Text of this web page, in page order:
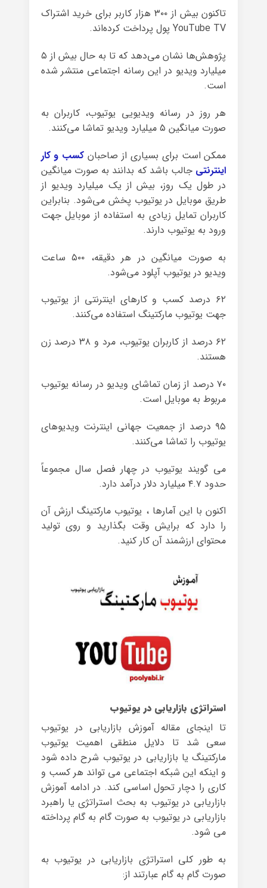
تاکنون بیش از ۳۰۰ هزار کاربر برای خرید اشتراک
YouTube TV پول پرداخت کرده‌اند.
پژوهش‌ها نشان می‌دهد که تا به حال بیش از ۵
میلیارد ویدیو در این رسانه اجتماعی منتشر شده
است.
هر روز در رسانه ویدیویی یوتیوب، کاربران به
صورت میانگین ۵ میلیارد ویدیو تماشا می‌کنند.
ممکن است برای بسیاری از صاحبان کسب و کار
اینترنتی جالب باشد که بدانند به صورت میانگین
در طول یک روز، بیش از یک میلیارد ویدیو از
طریق موبایل در یوتیوب پخش می‌شود. بنابراین
کاربران تمایل زیادی به استفاده از موبایل جهت
ورود به یوتیوب دارند.
به صورت میانگین در هر دقیقه، ۵۰۰ ساعت
ویدیو در یوتیوب آپلود می‌شود.
۶۲ درصد کسب و کارهای اینترنتی از یوتیوب
جهت یوتیوب مارکتینگ استفاده می‌کنند.
۶۲ درصد از کاربران یوتیوب، مرد و ۳۸ درصد زن
هستند.
۷۰ درصد از زمان تماشای ویدیو در رسانه یوتیوب
مربوط به موبایل است.
۹۵ درصد از جمعیت جهانی اینترنت ویدیوهای
یوتیوب را تماشا می‌کنند.
می گویند یوتیوب در چهار فصل سال مجموعاً
حدود ۴.۷ میلیارد دلار درآمد دارد.
اکنون با این آمارها ، یوتیوب مارکتینگ ارزش آن
را دارد که برایش وقت بگذارید و روی تولید
محتوای ارزشمند آن کار کنید.
استراتژی بازاریابی در یوتیوب
تا اینجای مقاله آموزش بازاریابی در یوتیوب
سعی شد تا دلایل منطقی اهمیت یوتیوب
مارکتینگ یا بازاریابی در یوتیوب شرح داده شود
و اینکه این شبکه اجتماعی می تواند هر کسب و
کاری را دچار تحول اساسی کند. در ادامه آموزش
بازاریابی در یوتیوب به بحث استراتژی یا راهبرد
بازاریابی در یوتیوب به صورت گام به گام پرداخته
می شود.
به طور کلی استراتژی بازاریابی در یوتیوب به
صورت گام به گام عبارتند از: